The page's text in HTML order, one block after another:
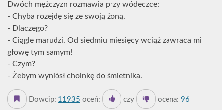
Dwóch mężczyzn rozmawia przy wódeczce:
- Chyba rozejdę się ze swoją żoną.
- Dlaczego?
- Ciągle marudzi. Od siedmiu miesięcy wciąż zawraca mi
głowę tym samym!
- Czym?
- Żebym wyniósł choinkę do śmietnika.
Dowcip: 11935 oceń: czy ocena: 96